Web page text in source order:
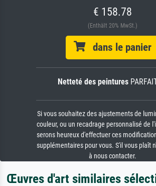
€ 158.78
(Enthält 20% MwSt.)
dans le panier
Netteté des peintures
Si vous souhaitez des ajustements de
couleur, ou un recadrage personnalisé de
serons heureux d'effectuer ces
supplémentaires pour vous. S'il vous plaît
à nous contacter.
Œuvres d'art similaires